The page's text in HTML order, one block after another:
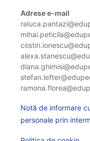
Adrese e-mail
Notă de informare
personale prin